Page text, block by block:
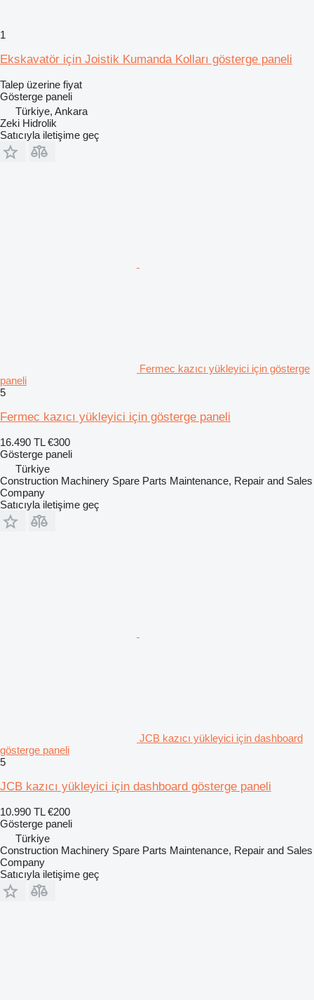
1
Ekskavatör için Joistik Kumanda Kolları gösterge paneli
Talep üzerine fiyat
Gösterge paneli
Türkiye, Ankara
Zeki Hidrolik
Satıcıyla iletişime geç
Fermec kazıcı yükleyici için gösterge
paneli
5
Fermec kazıcı yükleyici için gösterge paneli
16.490 TL €300
Gösterge paneli
Türkiye
Construction Machinery Spare Parts Maintenance, Repair and Sales
Company
Satıcıyla iletişime geç
JCB kazıcı yükleyici için dashboard
gösterge paneli
5
JCB kazıcı yükleyici için dashboard gösterge paneli
10.990 TL €200
Gösterge paneli
Türkiye
Construction Machinery Spare Parts Maintenance, Repair and Sales
Company
Satıcıyla iletişime geç